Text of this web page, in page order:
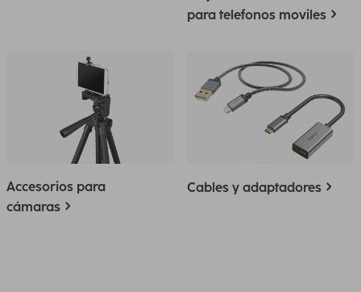
para telefonos moviles
Accesorios para
cámaras
Cables y adaptadores